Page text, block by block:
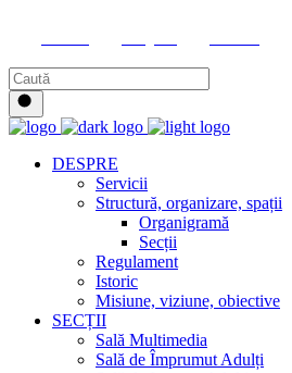
DESPRE
Servicii
Structură, organizare, spații
Organigramă
Secții
Regulament
Istoric
Misiune, viziune, obiective
SECȚII
Sală Multimedia
Sală de Împrumut Adulți